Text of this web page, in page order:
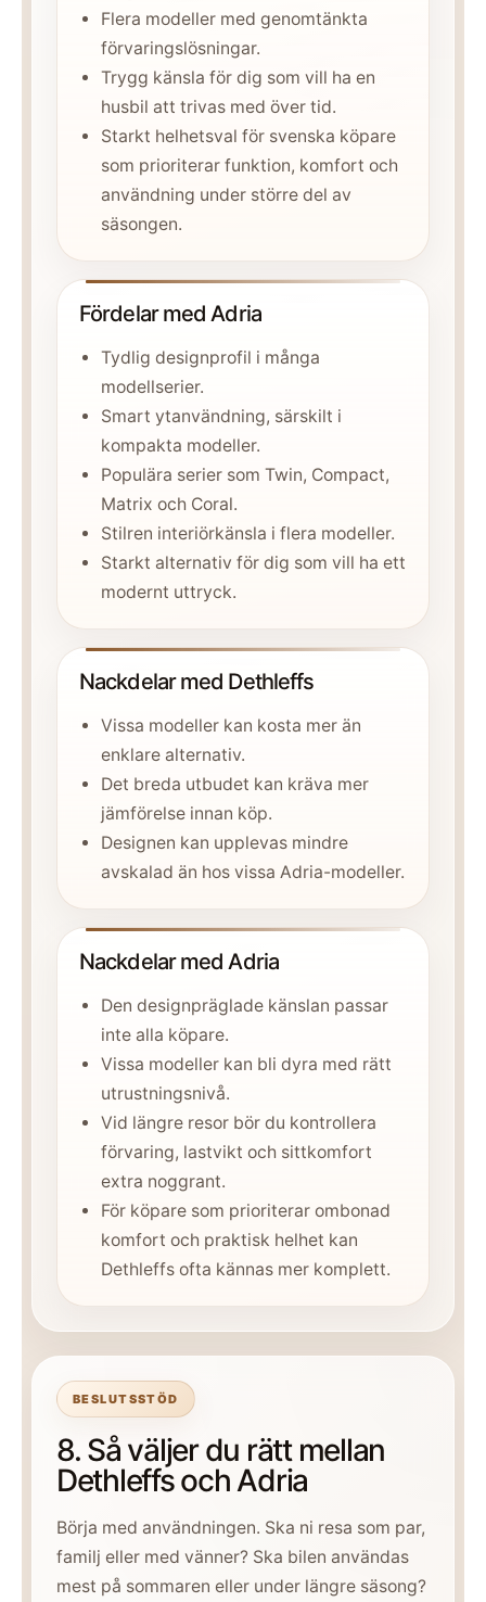
Flera modeller med genomtänkta
förvaringslösningar.
Trygg känsla för dig som vill ha en
husbil att trivas med över tid.
Starkt helhetsval för svenska köpare
som prioriterar funktion, komfort och
användning under större del av
säsongen.
Fördelar med Adria
Tydlig designprofil i många
modellserier.
Smart ytanvändning, särskilt i
kompakta modeller.
Populära serier som Twin, Compact,
Matrix och Coral.
Stilren interiörkänsla i flera modeller.
Starkt alternativ för dig som vill ha ett
modernt uttryck.
Nackdelar med Dethleffs
Vissa modeller kan kosta mer än
enklare alternativ.
Det breda utbudet kan kräva mer
jämförelse innan köp.
Designen kan upplevas mindre
avskalad än hos vissa Adria-modeller.
Nackdelar med Adria
Den designpräglade känslan passar
inte alla köpare.
Vissa modeller kan bli dyra med rätt
utrustningsnivå.
Vid längre resor bör du kontrollera
förvaring, lastvikt och sittkomfort
extra noggrant.
För köpare som prioriterar ombonad
komfort och praktisk helhet kan
Dethleffs ofta kännas mer komplett.
BESLUTSSTÖD
8. Så väljer du rätt mellan
Dethleffs och Adria
Börja med användningen. Ska ni resa som par,
familj eller med vänner? Ska bilen användas
mest på sommaren eller under längre säsong?